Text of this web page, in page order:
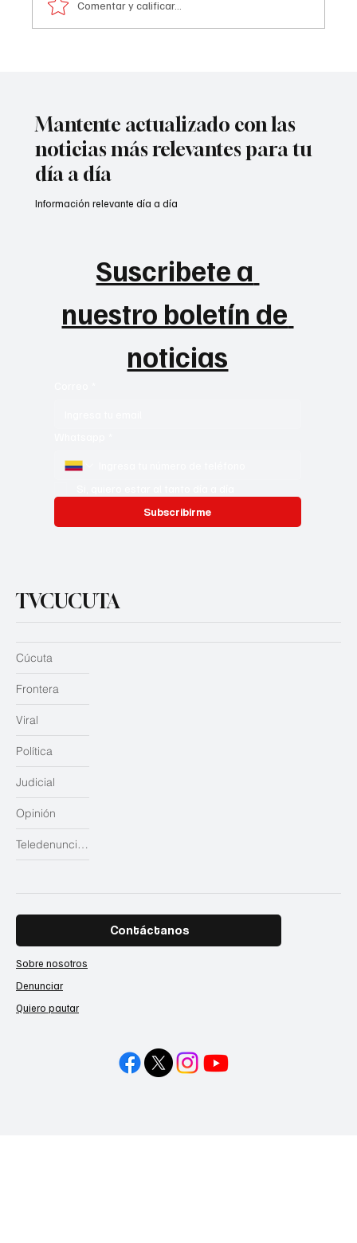
Comentar y calificar...
Mantente actualizado con las
noticias más relevantes para tu
día a día
Suscribete a
nuestro boletín de
noticias
Subscribirme
Información relevante día a día
TVCUCUTA
Judicial
Opinión
Teledenuncias
Cúcuta
Frontera
Viral
Política
Contáctanos
Sobre nosotros
Denunciar
Quiero pautar